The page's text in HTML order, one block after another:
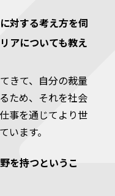
対する考え方を伺
アについても教え
きて、自分の裁量
ため、それを社会
事を通じてより世
います。
を持つというこ